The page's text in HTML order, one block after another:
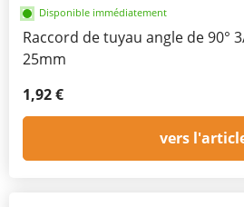
Disponible immédiatement
Raccord de tuyau angle de 90°
25mm
1,92 €
vers